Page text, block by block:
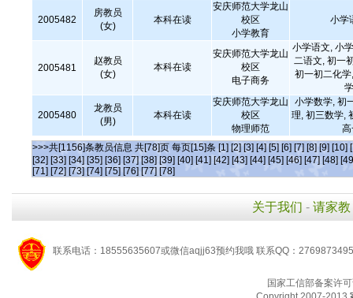
2005482
房教员
(女)
本科在读
安庆师范大学龙山
校区
小学教育
小学
2005481
赵教员
(女)
本科在读
安庆师范大学龙山
校区
电子商务
小学语文, 小
二语文, 初一
初一初二化
2005480
龙教员
(男)
本科在读
安庆师范大学龙山
校区
物理师范
小学数学, 初
理, 初三数学,
>>>共[1156]条教员信息 共[78]页 每页[15]条 [1] [2] [3] [4] [5] [6] [7] [8] [9] [10]
[32] [33] [34] [35] [36] [37] [38] [39] [40] [41] [42] [43] [44] [45] [46] [47] [48]
[71] [72] [73] [74] [75] [76] [77] [78]
关于我们 - 请家教
联系电话：18555635607或微信aqjj63预约我哦 联系QQ：
国家工信部备案许